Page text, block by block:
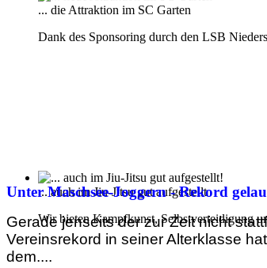
... die Attraktion im SC Garten
Dank des Sponsoring durch den LSB
... auch im Jiu-Jitsu gut aufgestellt
Wir bieten Kampfkunst, Selbstverteidigung
Unter Maschsee-Joggern - Rekord
Gerade jenseits der zur Zeit nicht
Vereinsrekord in seiner Alterklasse
dem....